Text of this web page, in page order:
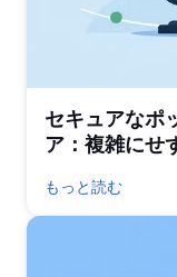
セキュアなポ
ア：複雑にせ
もっと読む